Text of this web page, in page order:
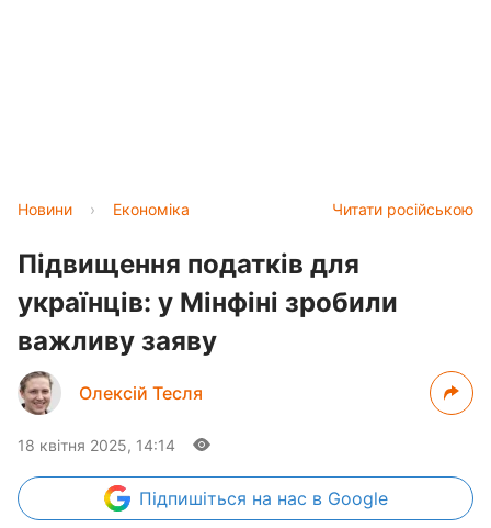
Читати російською
Новини › Економіка
Підвищення податків для
українців: у Мінфіні зробили
важливу заяву
Олексій Тесля
18 квітня 2025, 14:14
Підпишіться на нас в Google